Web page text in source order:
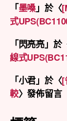
「墨嗓」於〈
式
「閃亮亮」於
線式
「小君」於〈[
較〉發佈留言